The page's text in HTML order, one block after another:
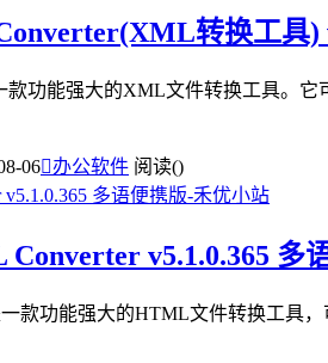
转换工具)
款功能强大的XML文件转换工具。
06办公软件 阅读()
v5.1.0.365 多
一款功能强大的HTML文件转换工具